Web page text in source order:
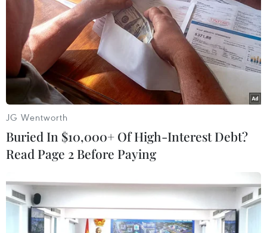
#người Khmer #dịch COVID-19
#siết chặt biên giới
#nhập cảnh trái phép
#khai báo y tế
#đeo khẩu trang
#An Giang
An Giang
Theo dõi VietnamPlus
JG Wentworth
Buried In $10,000+ Of High-Interest Debt?
Read Page 2 Before Paying